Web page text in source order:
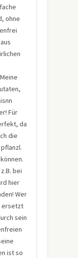
ohne
Für
da
die
bei
hier
Wer
ersetzt
sein
ist so